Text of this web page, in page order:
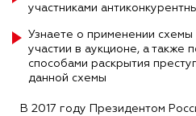
участниками
Узнаете о применении схемы
участии в аукционе, а также
способами раскрытия
данной схемы
В 2017 году Президентом